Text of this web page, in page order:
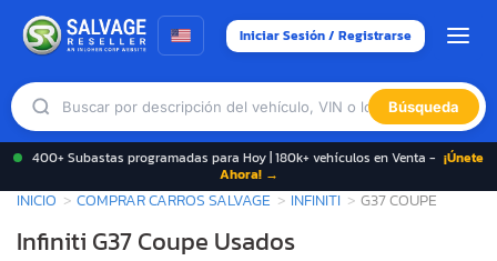
Iniciar Sesión / Registrarse
Búsqueda
400+ Subastas programadas para Hoy | 180k+ vehículos en Venta - ¡Únete
Ahora! →
INICIO COMPRAR CARROS SALVAGE INFINITI G37 COUPE
Infiniti G37 Coupe Usados